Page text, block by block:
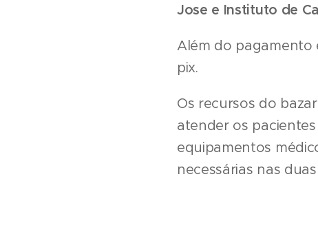
Jose e Instituto de
Além do pagamento
pix.
Os recursos do
atender os
equipamentos
necessárias nas